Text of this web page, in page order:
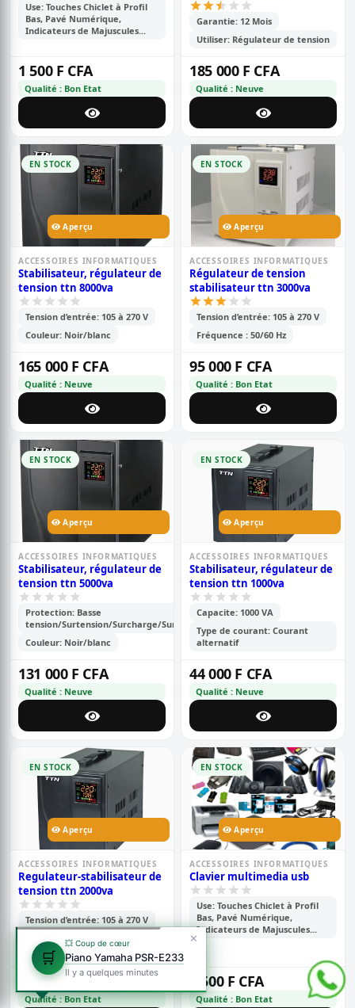
Use: Touches Chiclet à Profil
Bas, Pavé Numérique,
Indicateurs de Majuscules...
1 500 F CFA
Qualité : Bon Etat
Garantie: 12 Mois
Utiliser: Régulateur de tension
185 000 F CFA
Qualité : Neuve
EN STOCK
Aperçu
ACCESSOIRES INFORMATIQUES
Stabilisateur, régulateur de
tension ttn 8000va
Tension d’entrée: 105 à 270 V
Couleur: Noir/blanc
165 000 F CFA
Qualité : Neuve
EN STOCK
Aperçu
ACCESSOIRES INFORMATIQUES
Régulateur de tension
stabilisateur ttn 3000va
Tension d’entrée: 105 à 270 V
Fréquence : 50/60 Hz
95 000 F CFA
Qualité : Bon Etat
EN STOCK
Aperçu
ACCESSOIRES INFORMATIQUES
Stabilisateur, régulateur de
tension ttn 5000va
Protection: Basse
tension/Surtension/Surcharge/Surtempérature
Couleur: Noir/blanc
131 000 F CFA
Qualité : Neuve
EN STOCK
Aperçu
ACCESSOIRES INFORMATIQUES
Stabilisateur, régulateur de
tension ttn 1000va
Capacite: 1000 VA
Type de courant: Courant
alternatif
44 000 F CFA
Qualité : Neuve
EN STOCK
Aperçu
ACCESSOIRES INFORMATIQUES
Regulateur-stabilisateur de
tension ttn 2000va
Tension d’entrée: 105 à 270 V
Type de courant: Courant
alternatif
55 000 F CFA
Qualité : Bon Etat
EN STOCK
Aperçu
ACCESSOIRES INFORMATIQUES
Clavier multimedia usb
Use: Touches Chiclet à Profil
Bas, Pavé Numérique,
Indicateurs de Majuscules...
3 500 F CFA
Qualité : Bon Etat
🛒
💥 Coup de cœur
Piano Yamaha PSR-E233
Il y a quelques minutes
✕